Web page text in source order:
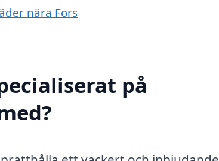
nära Fors
på